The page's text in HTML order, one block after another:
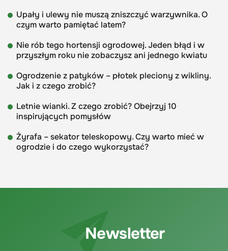
Upały i ulewy nie muszą zniszczyć warzywnika. O
czym warto pamiętać latem?
Nie rób tego hortensji ogrodowej. Jeden błąd i w
przyszłym roku nie zobaczysz ani jednego kwiatu
Ogrodzenie z patyków – płotek pleciony z wikliny.
Jak i z czego zrobić?
Letnie wianki. Z czego zrobić? Obejrzyj 10
inspirujących pomysłów
Żyrafa – sekator teleskopowy. Czy warto mieć w
ogrodzie i do czego wykorzystać?
Newsletter